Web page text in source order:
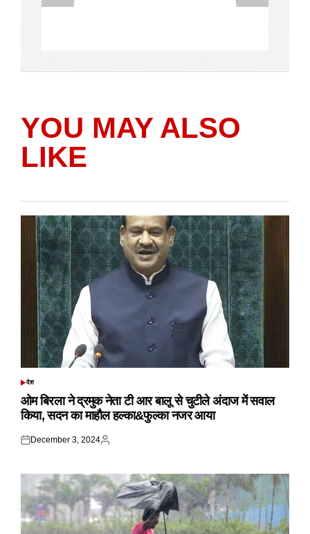
YOU MAY ALSO
LIKE
POSTED
देश
ओम बिरला ने द्रमुक नेता टी आर बालू से चुटीले अंदाज में सवाल
किया, सदन का माहौल हल्का&फुल्का नजर आया
Posted
December 3, 2024
Posted